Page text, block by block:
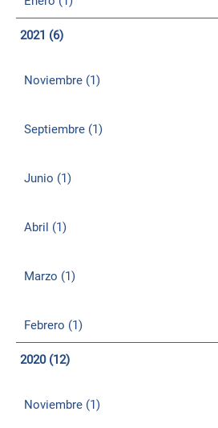
2021 (6)
Noviembre (1)
Septiembre (1)
Junio (1)
Abril (1)
Marzo (1)
Febrero (1)
2020 (12)
Noviembre (1)